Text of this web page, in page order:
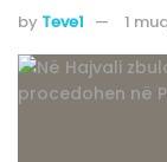
by Teve1 1